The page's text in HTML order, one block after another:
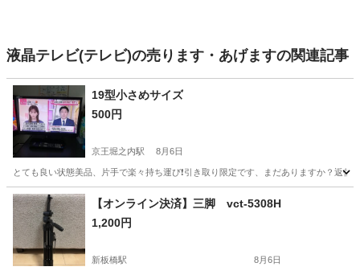
液晶テレビ(テレビ)の売ります・あげますの関連記事
19型小さめサイズ
500円
京王堀之内駅 8月6日
とても良い状態美品、片手で楽々持ち運び❗️引き取り限定です、まだありますか？返信
東京 八王子市 京王堀之内駅 テレビ
【オンライン決済】三脚 vct-5308H
1,200円
新板橋駅 8月6日